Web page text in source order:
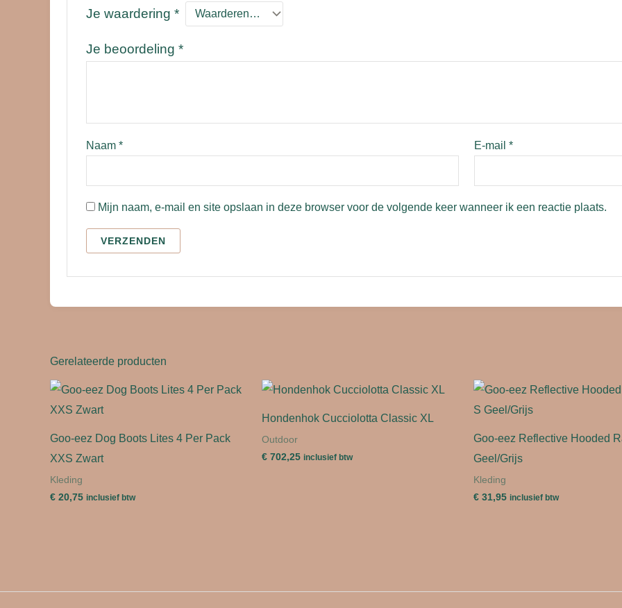
Je waardering *
Je beoordeling *
Naam * E-mail *
Mijn naam, e-mail en site opslaan in deze browser voor de volgende keer wanneer ik een reactie plaats.
Gerelateerde producten
Goo-eez Dog Boots Lites 4 Per Pack
XXS Zwart
Kleding
€ 20,75 inclusief btw
Hondenhok Cucciolotta Classic XL
Outdoor
€ 702,25 inclusief btw
Goo-eez Reflective Hooded
Geel/Grijs
Kleding
€ 31,95 inclusief btw